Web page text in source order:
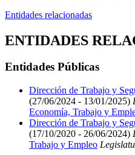
Entidades relacionadas
ENTIDADES
Entidades Públicas
Dirección de Trabajo y
(27/06/2024 - 13/01/2025)
Economía, Trabajo y
Dirección de Trabajo y
(17/10/2020 - 26/06/2024)
Trabajo y Empleo